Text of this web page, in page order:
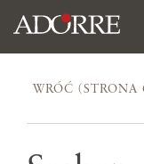
WRÓĆ (STRONA